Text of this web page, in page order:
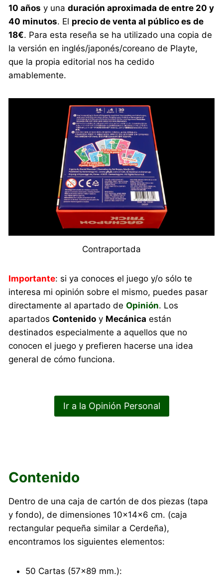
10 años y unaduración aproximada de entre 20 y
40 minutos. El precio de venta al público es de
18€. Para esta reseña se ha utilizado una copia de
la versión en inglés/japonés/coreano de Playte,
que la propia editorial nos ha cedido
amablemente.
Contraportada
Importante: si ya conoces el juego y/o sólo te
interesa mi opinión sobre el mismo, puedes pasar
directamente al apartado deOpinión. Los
apartadosContenido y Mecánica están
destinados especialmente a aquellos que no
conocen el juego y prefieren hacerse una idea
general de cómo funciona.
Ir a la Opinión Personal
Contenido
Dentro de una caja de cartón de dos piezas (tapa
y fondo), de dimensiones 10×14×6 cm. (caja
rectangular pequeña similar a Cerdeña),
encontramos los siguientes elementos:
50 Cartas (57×89 mm.):